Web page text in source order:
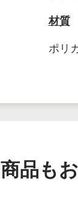
材質
ポリ
品も